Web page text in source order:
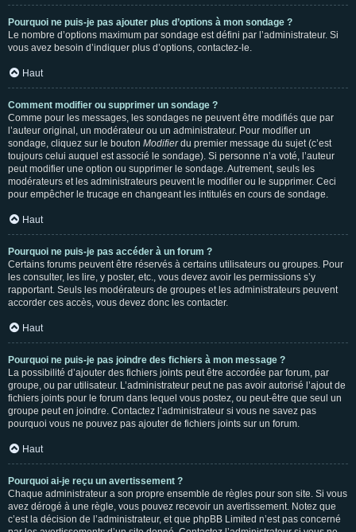
Pourquoi ne puis-je pas ajouter plus d’options à mon sondage ?
Le nombre d’options maximum par sondage est défini par l’administrateur. Si
vous avez besoin d’indiquer plus d’options, contactez-le.
Haut
Comment modifier ou supprimer un sondage ?
Comme pour les messages, les sondages ne peuvent être modifiés que par
l’auteur original, un modérateur ou un administrateur. Pour modifier un
sondage, cliquez sur le bouton Modifierdu premier message du sujet (c’est
toujours celui auquel est associé le sondage). Si personne n’a voté, l’auteur
peut modifier une option ou supprimer le sondage. Autrement, seuls les
modérateurs et les administrateurs peuvent le modifier ou le supprimer. Ceci
pour empêcher le trucage en changeant les intitulés en cours de sondage.
Haut
Pourquoi ne puis-je pas accéder à un forum ?
Certains forums peuvent être réservés à certains utilisateurs ou groupes. Pour
les consulter, les lire, y poster, etc., vous devez avoir les permissions s’y
rapportant. Seuls les modérateurs de groupes et les administrateurs peuvent
accorder ces accès, vous devez donc les contacter.
Haut
Pourquoi ne puis-je pas joindre des fichiers à mon message ?
La possibilité d’ajouter des fichiers joints peut être accordée par forum, par
groupe, ou par utilisateur. L’administrateur peut ne pas avoir autorisé l’ajout de
fichiers joints pour le forum dans lequel vous postez, ou peut-être que seul un
groupe peut en joindre. Contactez l’administrateur si vous ne savez pas
pourquoi vous ne pouvez pas ajouter de fichiers joints sur un forum.
Haut
Pourquoi ai-je reçu un avertissement ?
Chaque administrateur a son propre ensemble de règles pour son site. Si vous
avez dérogé à une règle, vous pouvez recevoir un avertissement. Notez que
c’est la décision de l’administrateur, et que phpBB Limited n’est pas concerné